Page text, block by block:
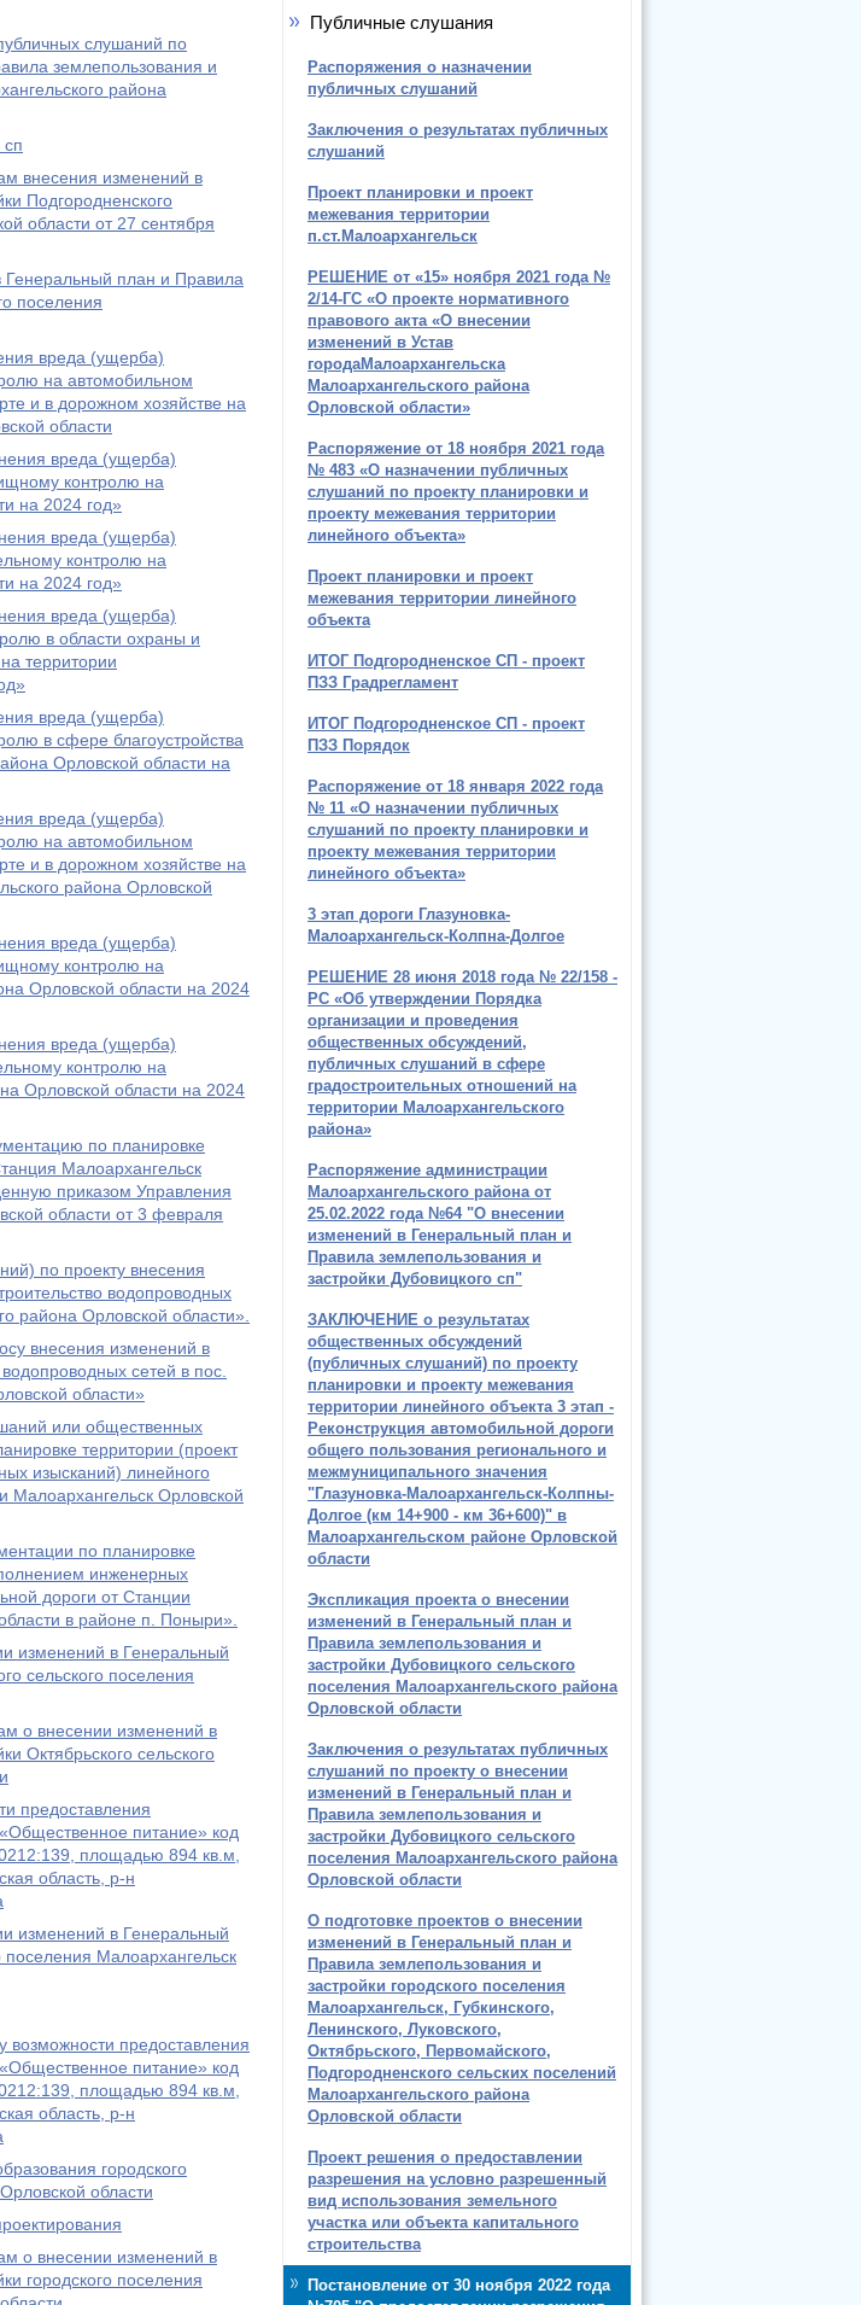
слушаний по
землепользования и
района
внесения изменений в
Подгородненского
области от 27 сентября
план и Правила
поселения
вреда (ущерба)
на автомобильном
и в дорожном хозяйстве на
области
вреда (ущерба)
контролю на
на 2024 год»
вреда (ущерба)
контролю на
на 2024 год»
вреда (ущерба)
в области охраны и
территории
вреда (ущерба)
в сфере благоустройства
Орловской области на
вреда (ущерба)
на автомобильном
и в дорожном хозяйстве на
района Орловской
вреда (ущерба)
контролю на
Орловской области на 2024
вреда (ущерба)
контролю на
Орловской области на 2024
по планировке
Малоархангельск
приказом Управления
области от 3 февраля
по проекту внесения
водопроводных
района Орловской области».
внесения изменений в
сетей в пос.
области»
или общественных
территории (проект
изысканий) линейного
Малоархангельск Орловской
по планировке
инженерных
дороги от Станции
в районе п. Поныри».
изменений в Генеральный
сельского поселения
о внесении изменений в
Октябрьского сельского
предоставления
питание» код
площадью 894 кв.м,
область, р-н
изменений в Генеральный
поселения Малоархангельск
возможности предоставления
питание» код
площадью 894 кв.м,
область, р-н
городского
области
о внесении изменений в
городского поселения
Публичные слушания
Распоряжения о назначении
публичных слушаний
Заключения о результатах публичных
слушаний
Проект планировки и проект
межевания территории
п.ст.Малоархангельск
РЕШЕНИЕ от «15» ноября 2021 года №
2/14-ГС «О проекте нормативного
правового акта «О внесении
изменений в Устав
городаМалоархангельска
Малоархангельского района
Орловской области»
Распоряжение от 18 ноября 2021 года
№ 483 «О назначении публичных
слушаний по проекту планировки и
проекту межевания территории
линейного объекта»
Проект планировки и проект
межевания территории линейного
объекта
ИТОГ Подгородненское СП - проект
ПЗЗ Градрегламент
ИТОГ Подгородненское СП - проект
ПЗЗ Порядок
Распоряжение от 18 января 2022 года
№ 11 «О назначении публичных
слушаний по проекту планировки и
проекту межевания территории
линейного объекта»
3 этап дороги Глазуновка-
Малоархангельск-Колпна-Долгое
РЕШЕНИЕ 28 июня 2018 года № 22/158 -
РС «Об утверждении Порядка
организации и проведения
общественных обсуждений,
публичных слушаний в сфере
градостроительных отношений на
территории Малоархангельского
района»
Распоряжение администрации
Малоархангельского района от
25.02.2022 года №64 "О внесении
изменений в Генеральный план и
Правила землепользования и
застройки Дубовицкого сп"
ЗАКЛЮЧЕНИЕ о результатах
общественных обсуждений
(публичных слушаний) по проекту
планировки и проекту межевания
территории линейного объекта 3 этап -
Реконструкция автомобильной дороги
общего пользования регионального и
межмуниципального значения
"Глазуновка-Малоархангельск-Колпны-
Долгое (км 14+900 - км 36+600)" в
Малоархангельском районе Орловской
области
Экспликация проекта о внесении
изменений в Генеральный план и
Правила землепользования и
застройки Дубовицкого сельского
поселения Малоархангельского района
Орловской области
Заключения о результатах публичных
слушаний по проекту о внесении
изменений в Генеральный план и
Правила землепользования и
застройки Дубовицкого сельского
поселения Малоархангельского района
Орловской области
О подготовке проектов о внесении
изменений в Генеральный план и
Правила землепользования и
застройки городского поселения
Малоархангельск, Губкинского,
Ленинского, Луковского,
Октябрьского, Первомайского,
Подгородненского сельских поселений
Малоархангельского района
Орловской области
Проект решения о предоставлении
разрешения на условно разрешенный
вид использования земельного
участка или объекта капитального
строительства
Постановление от 30 ноября 2022 года